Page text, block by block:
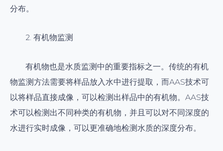
分布。
2. 有机物监测
有机物也是水质监测中的重要指标之一。传统的有机
物监测方法需要将样品放入水中进行提取，而AAS技术可
以将样品直接成像，可以检测出样品中的有机物。AAS技
术可以检测出不同种类的有机物，并且可以对不同深度的
水进行实时成像，可以更准确地检测水质的深度分布。